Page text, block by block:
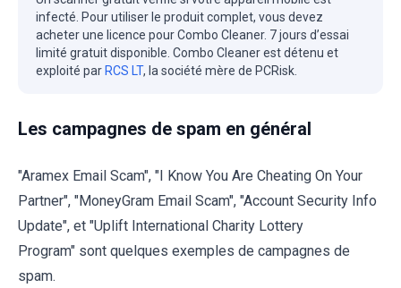
infecté. Pour utiliser le produit complet, vous devez
acheter une licence pour Combo Cleaner. 7 jours d’essai
limité gratuit disponible. Combo Cleaner est détenu et
exploité par RCS LT, la société mère de PCRisk.
Les campagnes de spam en général
"Aramex Email Scam", "I Know You Are Cheating On Your
Partner", "MoneyGram Email Scam", "Account Security Info
Update", et "Uplift International Charity Lottery
Program" sont quelques exemples de campagnes de
spam.